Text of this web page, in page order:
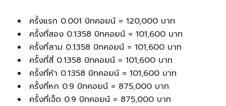
ครั้งแรก 0.001 บิทคอยน์ = 120,000 บาท
ครั้งที่สอง 0.1358 บิทคอยน์ = 101,600 บาท
ครั้งที่สาม 0.1358 บิทคอยน์ = 101,600 บาท
ครั้งที่สี่ 0.1358 บิทคอยน์ = 101,600 บาท
ครั้งที่ห้า 0.1358 บิทคอยน์ = 101,600 บาท
ครั้งที่หก 0.9 บิทคอยน์ = 875,000 บาท
ครั้งที่เจ็ด 0.9 บิทคอยน์ = 875,000 บาท